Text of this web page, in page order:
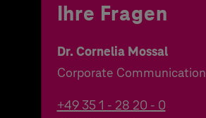
Ihre Fragen
Dr. Cornelia Mossal
Corporate Communication
+49 35 1 - 28 20 - 0